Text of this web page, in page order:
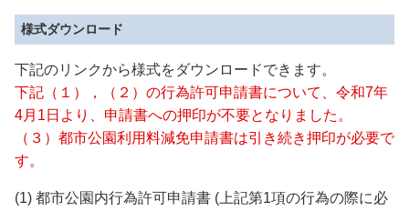
様式ダウンロード
下記のリンクから様式をダウンロードできます。
下記（１），（２）の行為許可申請書について、令和7年
4月1日より、申請書への押印が不要となりました。
（３）都市公園利用料減免申請書は引き続き押印が必要で
す。
(1) 都市公園内行為許可申請書 (上記第1項の行為の際に必